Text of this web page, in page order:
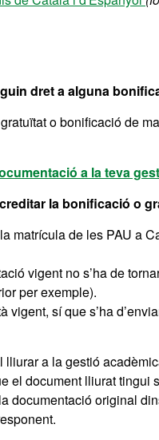
dret a alguna
o bonificació de
a la teva
la bonificació o
matrícula de les PAU a
vigent no s’ha de
per exemple).
sí que s’ha
lliurar a la gestió
el document lliurat
documentació original